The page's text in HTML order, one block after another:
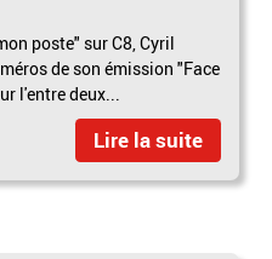
poste" sur C8, Cyril
de son émission "Face
l'entre deux...
Lire la suite